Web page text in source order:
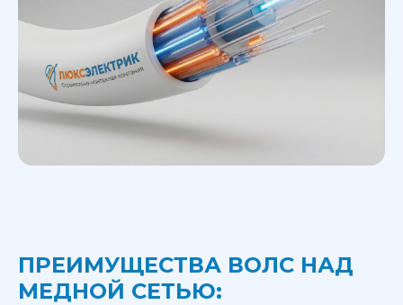
ПРЕИМУЩЕСТВА ВОЛС НАД
МЕДНОЙ СЕТЬЮ: